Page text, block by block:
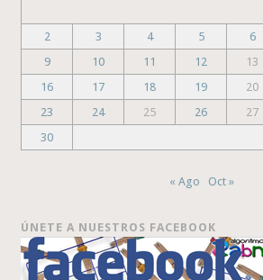
2
3 4 5 6
9
10 11 12 13
16
17 18 19 20
23
24 25 26 27
30
« Ago Oct »
ÚNETE A NUESTROS FACEBOOK